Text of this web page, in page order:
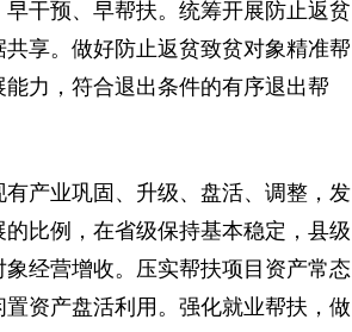
干预、早帮扶。统筹开展防止返贫
享。做好防止返贫致贫对象精准帮
力，符合退出条件的有序退出帮
产业巩固、升级、盘活、调整，发
比例，在省级保持基本稳定，县级
经营增收。压实帮扶项目资产常态
资产盘活利用。强化就业帮扶，做